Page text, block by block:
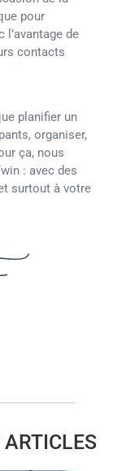
pour
l’avantage de
contacts
planifier un
organiser,
ça, nous
: avec des
surtout à votre
ARTICLES